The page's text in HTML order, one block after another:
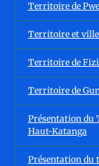
Territoire de
Territoire et ville
Territoire de
Territoire de
Présentation du
Haut-Katanga
Présentation du